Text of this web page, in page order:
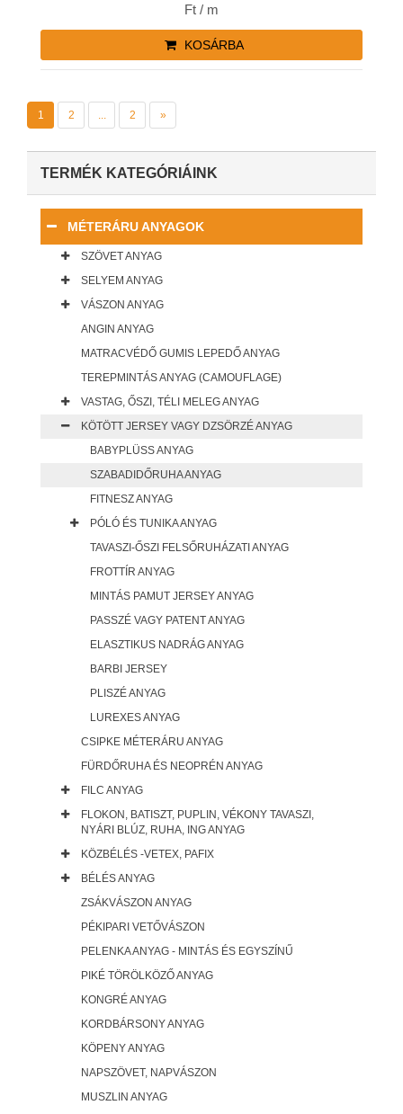
Ft / m
KOSÁRBA
1 2 ... 2 »
TERMÉK KATEGÓRIÁINK
MÉTERÁRU ANYAGOK
SZÖVET ANYAG
SELYEM ANYAG
VÁSZON ANYAG
ANGIN ANYAG
MATRACVÉDŐ GUMIS LEPEDŐ ANYAG
TEREPMINTÁS ANYAG (CAMOUFLAGE)
VASTAG, ŐSZI, TÉLI MELEG ANYAG
KÖTÖTT JERSEY VAGY DZSÖRZÉ ANYAG
BABYPLÜSS ANYAG
SZABADIDŐRUHA ANYAG
FITNESZ ANYAG
PÓLÓ ÉS TUNIKA ANYAG
TAVASZI-ŐSZI FELSŐRUHÁZATI ANYAG
FROTTÍR ANYAG
MINTÁS PAMUT JERSEY ANYAG
PASSZÉ VAGY PATENT ANYAG
ELASZTIKUS NADRÁG ANYAG
BARBI JERSEY
PLISZÉ ANYAG
LUREXES ANYAG
CSIPKE MÉTERÁRU ANYAG
FÜRDŐRUHA ÉS NEOPRÉN ANYAG
FILC ANYAG
FLOKON, BATISZT, PUPLIN, VÉKONY TAVASZI,
NYÁRI BLÚZ, RUHA, ING ANYAG
KÖZBÉLÉS -VETEX, PAFIX
BÉLÉS ANYAG
ZSÁKVÁSZON ANYAG
PÉKIPARI VETŐVÁSZON
PELENKA ANYAG - MINTÁS ÉS EGYSZÍNŰ
PIKÉ TÖRÖLKÖZŐ ANYAG
KONGRÉ ANYAG
KORDBÁRSONY ANYAG
KÖPENY ANYAG
NAPSZÖVET, NAPVÁSZON
MUSZLIN ANYAG